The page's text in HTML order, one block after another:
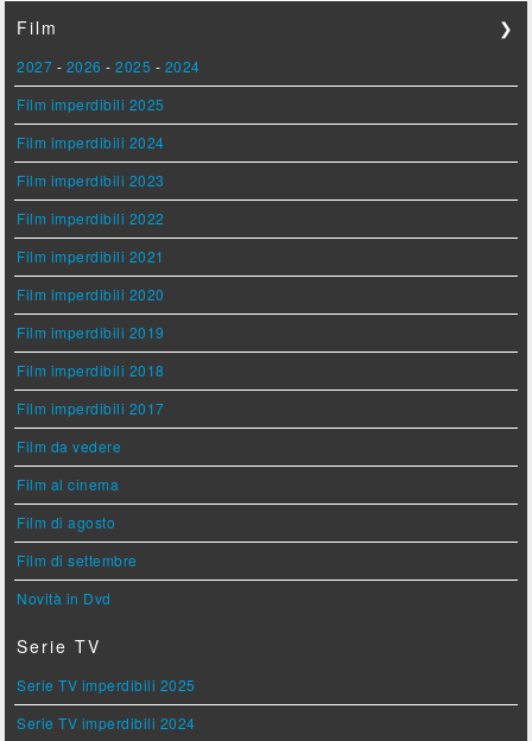
Film
❯
2027 - 2026 -2025 - 2024
Film imperdibili 2025
Film imperdibili 2024
Film imperdibili 2023
Film imperdibili 2022
Film imperdibili 2021
Film imperdibili 2020
Film imperdibili 2019
Film imperdibili 2018
Film imperdibili 2017
Film da vedere
Film al cinema
Film di agosto
Film di settembre
Novità in Dvd
Serie TV
Serie TV imperdibili 2025
Serie TV imperdibili 2024